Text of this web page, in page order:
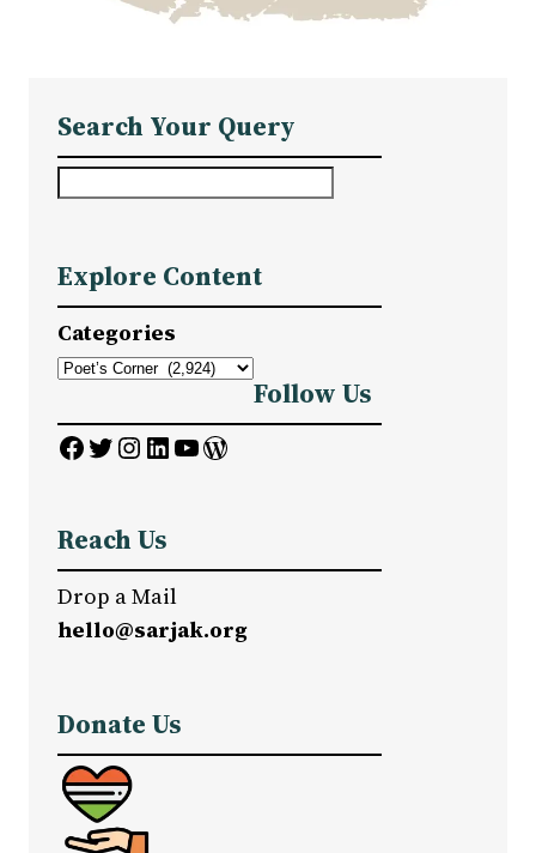
Search Your Query
r
c
h
Explore Content
Categories
Follow Us
Facebook Twitter InstagramLinkedIn YouTube WordPress
Reach Us
Drop a Mail
hello@sarjak.org
Donate Us